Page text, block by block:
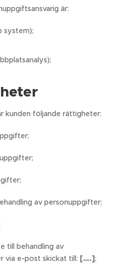
är:
system);
kunden följande rättigheter:
av personuppgifter;
till behandling av
via e-post skickat till: [….];